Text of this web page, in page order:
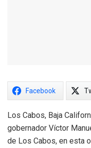
Facebook
Los Cabos, Baja
gobernador Víctor
de Los Cabos, en esta